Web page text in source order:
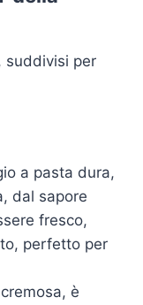
suddivisi per
a pasta dura,
dal sapore
fresco,
perfetto per
è